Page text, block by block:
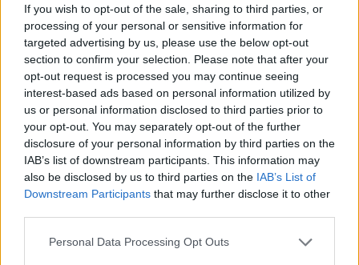
If you wish to opt-out of the sale, sharing to third parties, or
processing of your personal or sensitive information for
targeted advertising by us, please use the below opt-out
section to confirm your selection. Please note that after your
opt-out request is processed you may continue seeing
interest-based ads based on personal information utilized by
us or personal information disclosed to third parties prior to
your opt-out. You may separately opt-out of the further
disclosure of your personal information by third parties on the
IAB’s list of downstream participants. This information may
also be disclosed by us to third parties on the IAB’s List of
Downstream Participants that may further disclose it to other
Personal Data Processing Opt Outs
Πριν 4 ημέρες
Ο καιρός στη Χίο, σήμερα 3 Αυγούστου 2026
Διαφήμιση